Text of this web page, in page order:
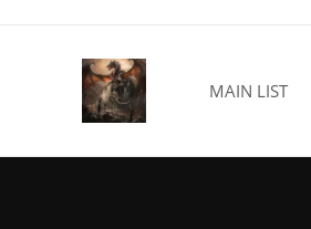
MAIN LIST